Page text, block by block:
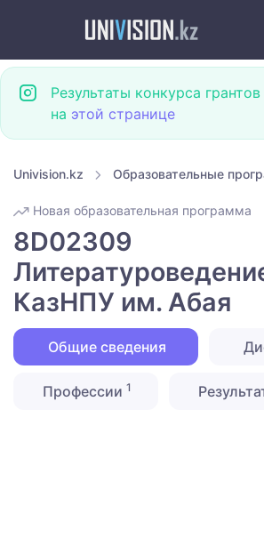
Результаты конкурса
на этой странице
Univision.kz Образовательные
Новая образовательная программа
8D02309
КазНПУ им. Абая
Общие сведения
Профессии1